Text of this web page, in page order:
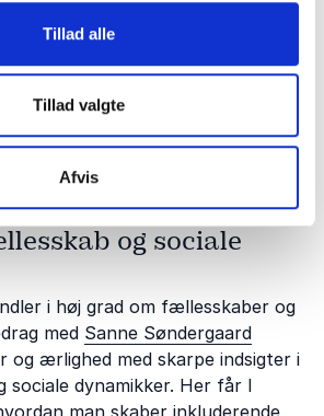
Tillad alle
Tillad valgte
Afvis
og hvordan man bør
kriser. Denne vinkel er særligt
og arbejdspladser, der
og sociale
i høj grad om fællesskaber og
med Sanne Søndergaard
og ærlighed med skarpe indsigter i
sociale dynamikker. Her får I
man skaber inkluderende